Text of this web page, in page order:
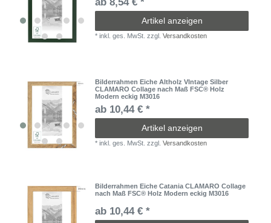
Artikel anzeigen
*inkl. ges. MwSt. zzgl.Versandkosten
Bilderrahmen Eiche Altholz VIntage Silber
CLAMARO Collage nach Maß FSC® Holz
Modern eckig M3016
ab 10,44 € *
Artikel anzeigen
*inkl. ges. MwSt. zzgl.Versandkosten
Bilderrahmen Eiche Catania CLAMARO Collage
nach Maß FSC® Holz Modern eckig M3016
ab 10,44 € *